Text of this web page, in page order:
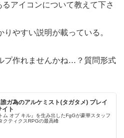
るアイコンについて教えて下さ
やすい説明が載っている。
プ作れませんかね…？質問形式
ガ為のアルケミスト(タガタメ) プレイ
イト
ム オブ キル』を生み出したFgGが豪華スタッフ
クティクスRPGの最高峰